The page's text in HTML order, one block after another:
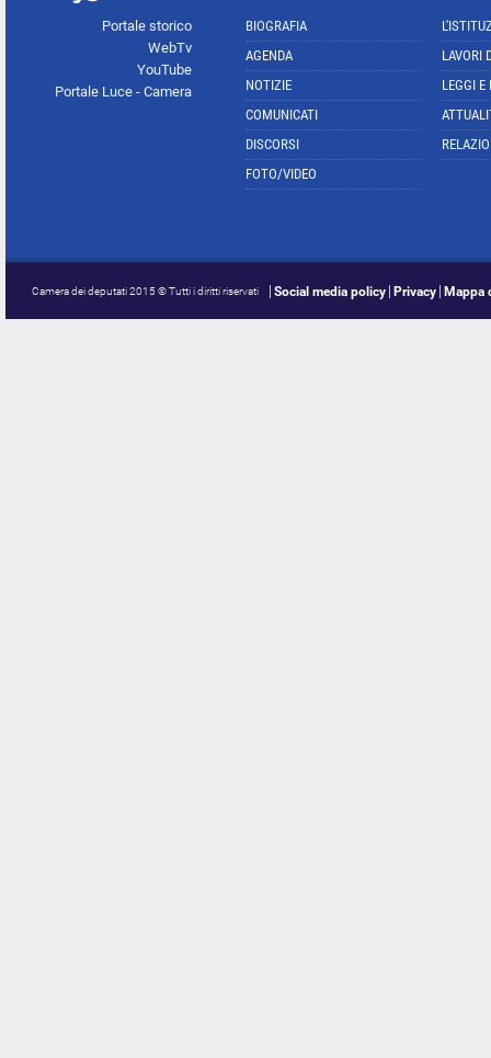
Portale storico
WebTv
YouTube
Portale Luce - Camera
BIOGRAFIA
AGENDA
NOTIZIE
COMUNICATI
DISCORSI
FOTO/VIDEO
LAVORI
LEGGI E
Camera dei deputati 2015 © Tutti i diritti riservati Social media policy Privacy Mappa